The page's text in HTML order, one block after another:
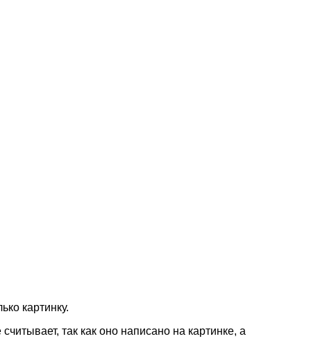
картинку.
так как оно написано на картинке, а